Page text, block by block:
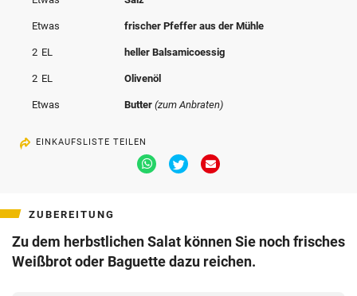
Etwas frischer Pfeffer aus der Mühle
2 EL heller Balsamicoessig
2 EL Olivenöl
Etwas Butter(zum Anbraten)
EINKAUFSLISTE TEILEN
Via
Whatsapp
Via
Twitter
Via
ZUBEREITUNG
Zu dem herbstlichen Salat können Sie noch frisches
Weißbrot oder Baguette dazu reichen.